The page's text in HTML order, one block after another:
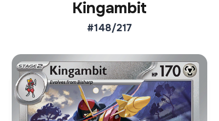
Kingambit
#148/217
Aktueller Marktpreis